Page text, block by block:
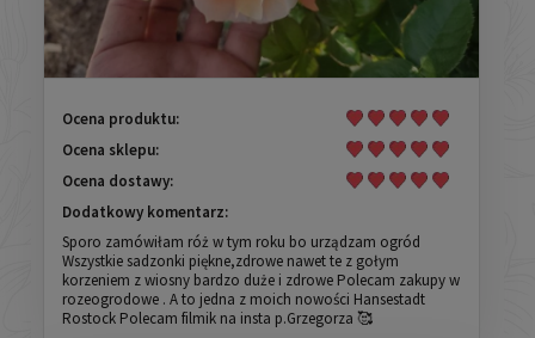
Ocena produktu:
Ocena sklepu:
Ocena dostawy:
Dodatkowy komentarz:
Sporo zamówiłam róż w tym roku bo urządzam ogród
Wszystkie sadzonki piękne,zdrowe nawet te z gołym
korzeniem z wiosny bardzo duże i zdrowe Polecam zakupy w
rozeogrodowe . A to jedna z moich nowości Hansestadt
Rostock Polecam filmik na insta p.Grzegorza 🥰